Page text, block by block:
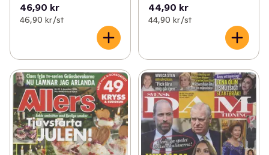
46,90 kr
46,90 kr /st
44,90 kr
44,90 kr /st